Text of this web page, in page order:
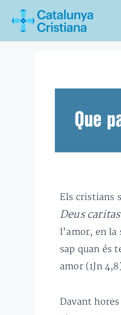
Que
Els cristians
Deus
l’amor, en
sap quan és
amor (1Jn
Davant